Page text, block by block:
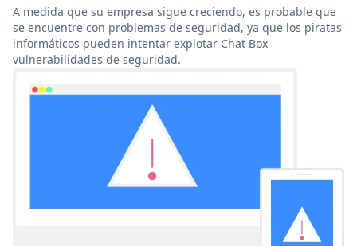
A medida que su empresa sigue creciendo, es probable que
se encuentre con problemas de seguridad, ya que los piratas
informáticos pueden intentar explotar Chat Box
vulnerabilidades de seguridad.